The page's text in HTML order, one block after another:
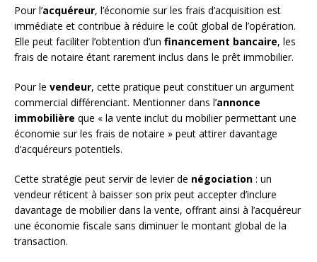
Pour l’acquéreur, l’économie sur les frais d’acquisition est
immédiate et contribue à réduire le coût global de l’opération.
Elle peut faciliter l’obtention d’un financement bancaire, les
frais de notaire étant rarement inclus dans le prêt immobilier.
Pour le vendeur, cette pratique peut constituer un argument
commercial différenciant. Mentionner dans l’annonce
immobilière que « la vente inclut du mobilier permettant une
économie sur les frais de notaire » peut attirer davantage
d’acquéreurs potentiels.
Cette stratégie peut servir de levier de négociation : un
vendeur réticent à baisser son prix peut accepter d’inclure
davantage de mobilier dans la vente, offrant ainsi à l’acquéreur
une économie fiscale sans diminuer le montant global de la
transaction.